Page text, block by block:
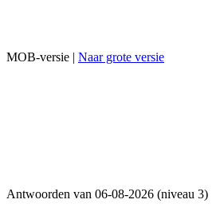
MOB-versie | Naar grote versie
Antwoorden van 06-08-2026 (niveau 3)